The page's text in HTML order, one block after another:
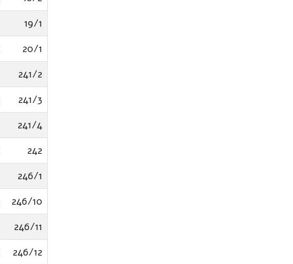
19/1
20/1
241/2
241/3
241/4
242
246/1
246/10
246/11
246/12